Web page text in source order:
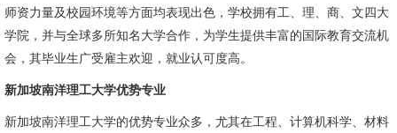
师资力量及校园环境等方面均表现出色，学校拥有工、理、商、文四大
学院，并与全球多所知名大学合作，为学生提供丰富的国际教育交流机
会，其毕业生广受雇主欢迎，就业认可度高。
新加坡南洋理工大学优势专业
新加坡南洋理工大学的优势专业众多，尤其在工程、计算机科学、材料